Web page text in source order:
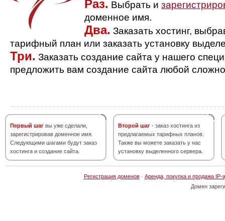
Раз. Выбрать и
доменное имя.
Два. Заказать хостинг,
тарифный план или заказать установку
Три. Заказать создание сайта у нашего
предложить вам создание сайта любой
Первый шаг вы уже сделали,
зарегистрировав доменное имя.
Следующими шагами будут заказ
хостинга и создание сайта.
Второй шаг - заказ хостинга из
предлагаемых тарифных планов.
Также вы можете заказать у нас
установку выделенного сервера.
Регистрация доменов· Аренда, покупка и продажа IP-
Домен